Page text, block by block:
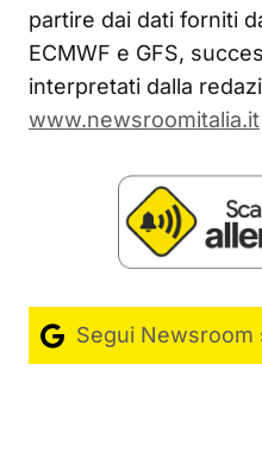
partire dai dati forniti
ECMWF e GFS,
interpretati dalla
www.newsroomitalia.it
Segui Newsroom